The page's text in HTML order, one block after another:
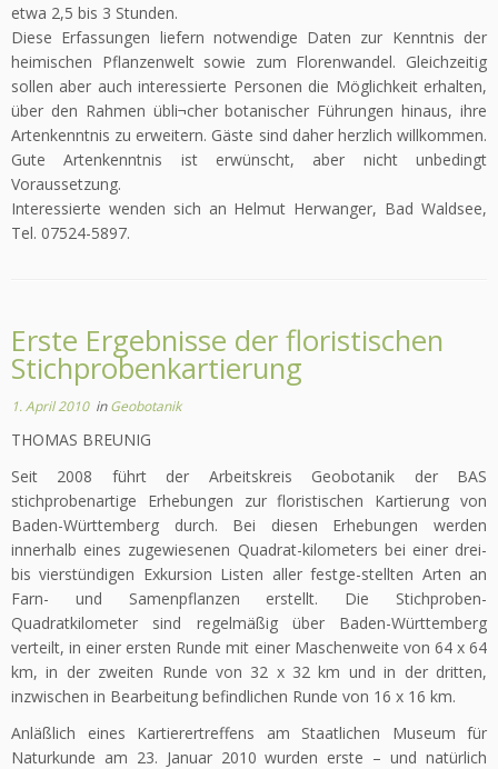
etwa 2,5 bis 3 Stunden.
Diese Erfassungen liefern notwendige Daten zur Kenntnis der
heimischen Pflanzenwelt sowie zum Florenwandel. Gleichzeitig
sollen aber auch interessierte Personen die Möglichkeit erhalten,
über den Rahmen übli¬cher botanischer Führungen hinaus, ihre
Artenkenntnis zu erweitern. Gäste sind daher herzlich willkommen.
Gute Artenkenntnis ist erwünscht, aber nicht unbedingt
Voraussetzung.
Interessierte wenden sich an Helmut Herwanger, Bad Waldsee,
Tel. 07524-5897.
Erste Ergebnisse der floristischen
Stichprobenkartierung
1. April 2010inGeobotanik
THOMAS BREUNIG
Seit 2008 führt der Arbeitskreis Geobotanik der BAS
stichprobenartige Erhebungen zur floristischen Kartierung von
Baden-Württemberg durch. Bei diesen Erhebungen werden
innerhalb eines zugewiesenen Quadrat-kilometers bei einer drei-
bis vierstündigen Exkursion Listen aller festge-stellten Arten an
Farn- und Samenpflanzen erstellt. Die Stichproben-
Quadratkilometer sind regelmäßig über Baden-Württemberg
verteilt, in einer ersten Runde mit einer Maschenweite von 64 x 64
km, in der zweiten Runde von 32 x 32 km und in der dritten,
inzwischen in Bearbeitung befindlichen Runde von 16 x 16 km.
Anläßlich eines Kartierertreffens am Staatlichen Museum für
Naturkunde am 23. Januar 2010 wurden erste – und natürlich